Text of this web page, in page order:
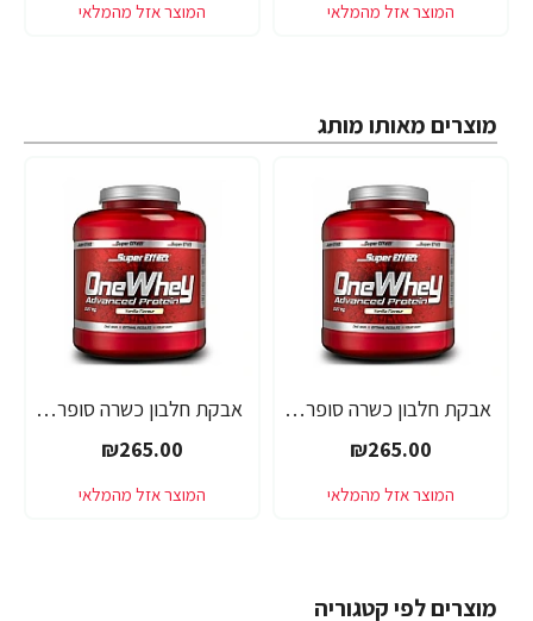
מוצרים מאותו מותג
אבקת חלבון כשרה סופר אפקט - טעם אלפחורס - SUPER EFFECT ONE WHEY - משקל 2.27 ק"ג - מבית SUPER EFFECT
₪265.00
אבקת חלבון כשרה סופר אפקט - טעם בננה - SUPER EFFECT ONE WHEY - משקל 2.27 ק"ג - מבית SUPER EFFECT
₪265.00
מוצרים לפי קטגוריה